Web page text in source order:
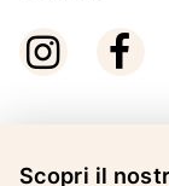
Scopri il